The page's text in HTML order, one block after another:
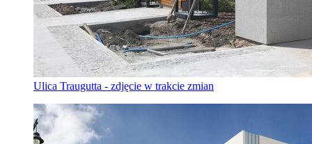
Ulica Traugutta - zdjęcie w trakcie zmian